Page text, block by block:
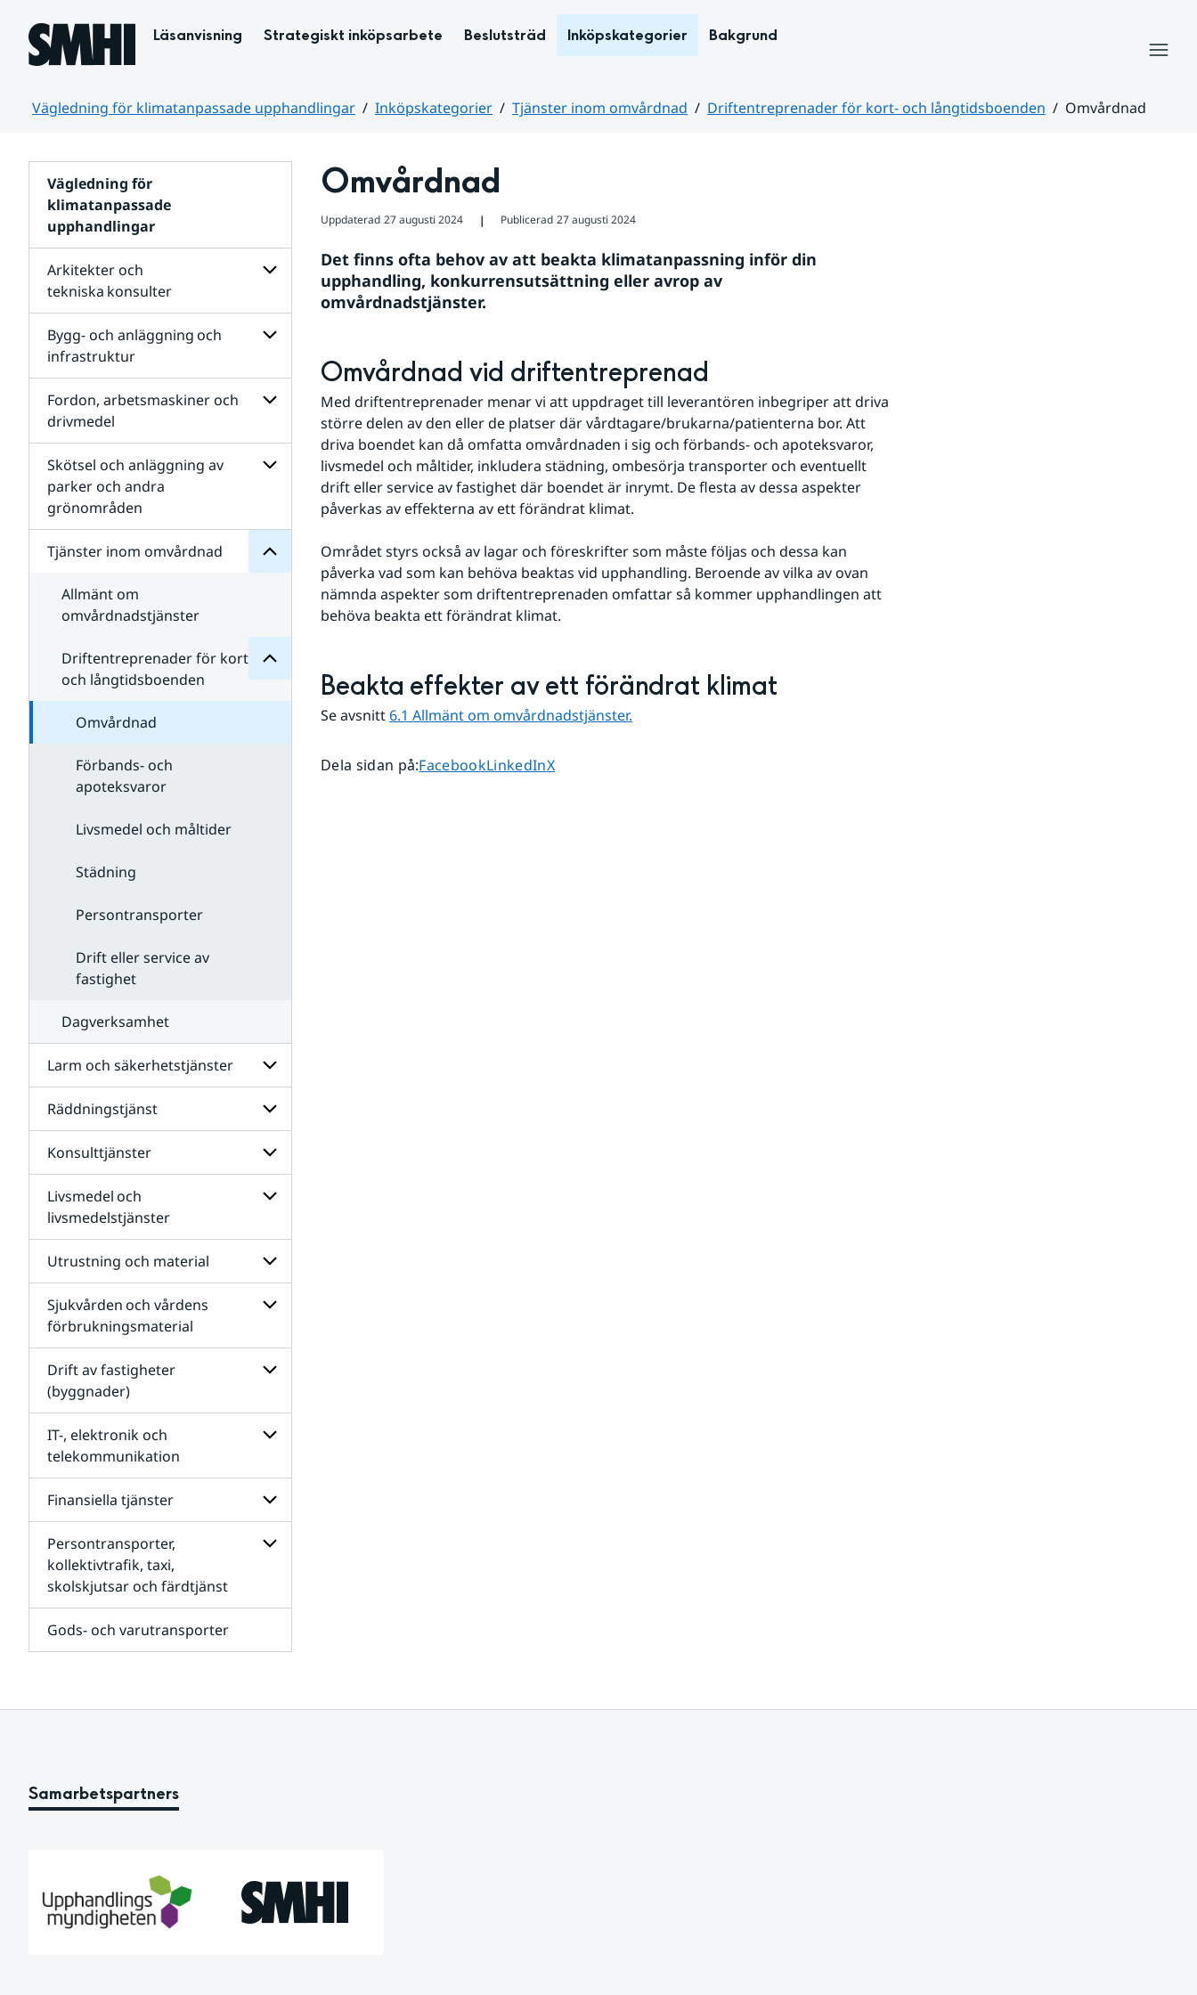
Hoppa till sidans innehåll
Läsanvisning Strategiskt inköpsarbete Beslutsträd Inköpskategorier Bakgrund
Vägledning för klimatanpassade upphandlingar Inköpskategorier Tjänster inom omvårdnad Driftentreprenader för kort- och långtidsboenden
Omvårdnad
Vägledning för
klimatanpassade
upphandlingar
Arkitekter och
tekniska konsulter
Undersidor
för
tekniska konsulter
Bygg- och anläggning och
infrastruktur
Undersidor
för
anläggning och
infrastruktur
Fordon, arbetsmaskiner och
drivmedel
Undersidor
för
arbetsmaskiner
drivmedel
Skötsel och anläggning av
parker och andra
grönområden
Undersidor
för
Skötsel
och
anläggning
grönområden
Tjänster inom omvårdnad
Tjänster
inom
omvårdnad
Allmänt om
omvårdnadstjänster
Driftentreprenader för kort-
och långtidsboenden
för
kort-
och
Omvårdnad
Förbands- och
apoteksvaror
Livsmedel och måltider
Städning
Persontransporter
Drift eller service av
fastighet
Dagverksamhet
Larm och säkerhetstjänster
Undersidor
för
Larm
och
säkerhetstjänster
Räddningstjänst
Undersidor
för
Räddningstjänst
Konsulttjänster
Undersidor
Livsmedel och
livsmedelstjänster
Undersidor
för
Utrustning och material
Undersidor
material
Sjukvården och vårdens
förbrukningsmaterial
Undersidor
för
förbrukningsmaterial
Drift av fastigheter
(byggnader)
Undersidor
för
fastigheter
(byggnader)
IT-, elektronik och
telekommunikation
Undersidor
för
och
Finansiella tjänster
Undersidor
Persontransporter,
kollektivtrafik, taxi,
skolskjutsar och färdtjänst
för
taxi,
Gods- och varutransporter
Omvårdnad
Uppdaterad 27 augusti 2024 ❘ Publicerad 27 augusti 2024
Det finns ofta behov av att beakta klimatanpassning inför din
upphandling, konkurrensutsättning eller avrop av
omvårdnadstjänster.
Omvårdnad vid driftentreprenad
Med driftentreprenader menar vi att uppdraget till leverantören inbegriper att driva
större delen av den eller de platser där vårdtagare/brukarna/patienterna bor. Att
driva boendet kan då omfatta omvårdnaden i sig och förbands- och apoteksvaror,
livsmedel och måltider, inkludera städning, ombesörja transporter och eventuellt
drift eller service av fastighet där boendet är inrymt. De flesta av dessa aspekter
påverkas av effekterna av ett förändrat klimat.
Området styrs också av lagar och föreskrifter som måste följas och dessa kan
påverka vad som kan behöva beaktas vid upphandling. Beroende av vilka av ovan
nämnda aspekter som driftentreprenaden omfattar så kommer upphandlingen att
behöva beakta ett förändrat klimat.
Beakta effekter av ett förändrat klimat
Se avsnitt 6.1 Allmänt om omvårdnadstjänster.
Dela sidan på:Dela sidan på
FacebookDela sidan på
LinkedInDela sidan på
X
Samarbetspartners